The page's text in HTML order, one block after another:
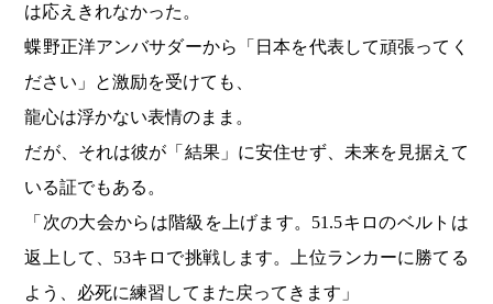
は応えきれなかった。
蝶野正洋アンバサダーから「日本を代表して頑張ってく
ださい」と激励を受けても、
龍心は浮かない表情のまま。
だが、それは彼が「結果」に安住せず、未来を見据えて
いる証でもある。
「次の大会からは階級を上げます。51.5キロのベルトは
返上して、53キロで挑戦します。上位ランカーに勝てる
よう、必死に練習してまた戻ってきます」